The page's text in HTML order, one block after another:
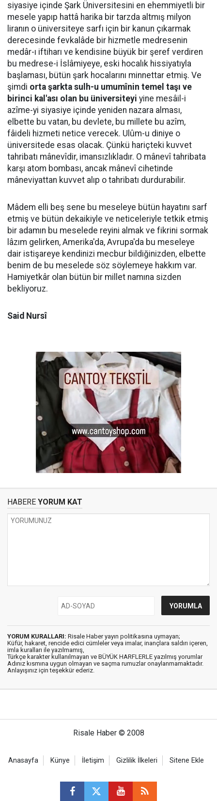
siyasiye içinde Şark Üniversitesini en ehemmiyetli bir
mesele yapıp hattâ harika bir tarzda altmış milyon
liranın o üniversiteye sarfı için bir kanun çıkarmak
derecesinde fevkalâde bir hizmetle medresenin
medâr-ı iftiharı ve kendisine büyük bir şeref verdiren
bu medrese-i İslâmiyeye, eski hocalık hissiyatıyla
başlaması, bütün şark hocalarını minnettar etmiş. Ve
şimdi orta şarkta sulh-u umumînin temel taşı ve
birinci kal'ası olan bu üniversiteyi yine mesâil-i
azîme-yi siyasiye içinde yeniden nazara alması,
elbette bu vatan, bu devlete, bu millete bu azîm,
fâideli hizmeti netice verecek. Ulûm-u diniye o
üniversitede esas olacak. Çünkü hariçteki kuvvet
tahribatı mânevîdir, imansızlıkladır. O mânevî tahribata
karşı atom bombası, ancak mânevî cihetinde
mâneviyattan kuvvet alıp o tahribatı durdurabilir.
Mâdem elli beş sene bu meseleye bütün hayatını sarf
etmiş ve bütün dekaikiyle ve neticeleriyle tetkik etmiş
bir adamın bu meselede reyini almak ve fikrini sormak
lâzım gelirken, Amerika'da, Avrupa'da bu meseleye
dair istişareye kendinizi mecbur bildiğinizden, elbette
benim de bu meselede söz söylemeye hakkım var.
Hamiyetkâr olan bütün bir millet namına sizden
bekliyoruz.
Said Nursî
HABERE YORUM KAT
YORUM KURALLARI: Risale Haber yayın politikasına uymayan;
Küfür, hakaret, rencide edici cümleler veya imalar, inançlara saldırı içeren,
imla kuralları ile yazılmamış,
Türkçe karakter kullanılmayan ve BÜYÜK HARFLERLE yazılmış yorumlar
Adınız kısmına uygun olmayan ve saçma rumuzlar onaylanmamaktadır.
Anlayışınız için teşekkür ederiz.
Risale Haber © 2008
Anasayfa Künye İletişim Gizlilik İlkeleri Sitene Ekle